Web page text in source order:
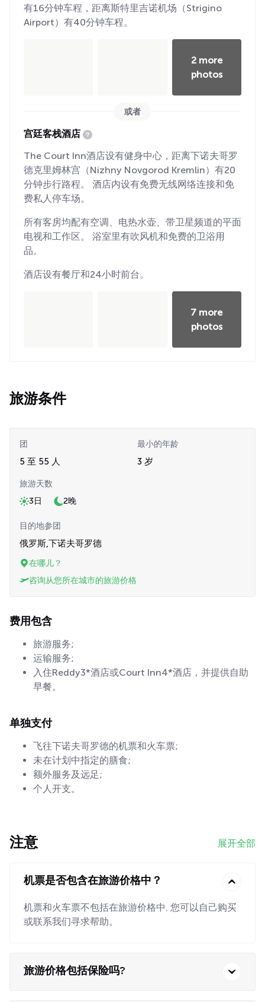
有16分钟车程，距离斯特里吉诺机场（Strigino
Airport）有40分钟车程。
2 more
photos
或者
宫廷客栈酒店
The Court Inn酒店设有健身中心，距离下诺夫哥罗
德克里姆林宫（Nizhny Novgorod Kremlin）有20
分钟步行路程。 酒店内设有免费无线网络连接和免
费私人停车场。
所有客房均配有空调、电热水壶、带卫星频道的平面
电视和工作区。 浴室里有吹风机和免费的卫浴用
品。
酒店设有餐厅和24小时前台。
7 more
photos
旅游条件
团
5 至 55 人
最小的年龄
3 岁
旅游天数
3日
2晚
目的地参团
俄罗斯,下诺夫哥罗德
在哪儿？
咨询从您所在城市的旅游价格
费用包含
旅游服务;
运输服务;
入住Reddy3*酒店或Court Inn4*酒店，并提供自助
早餐。
单独支付
飞往下诺夫哥罗德的机票和火车票;
未在计划中指定的膳食;
额外服务及远足;
个人开支。
注意 展开全部
机票是否包含在旅游价格中？
机票和火车票不包括在旅游价格中. 您可以自己购买
或联系我们寻求帮助。
旅游价格包括保险吗?